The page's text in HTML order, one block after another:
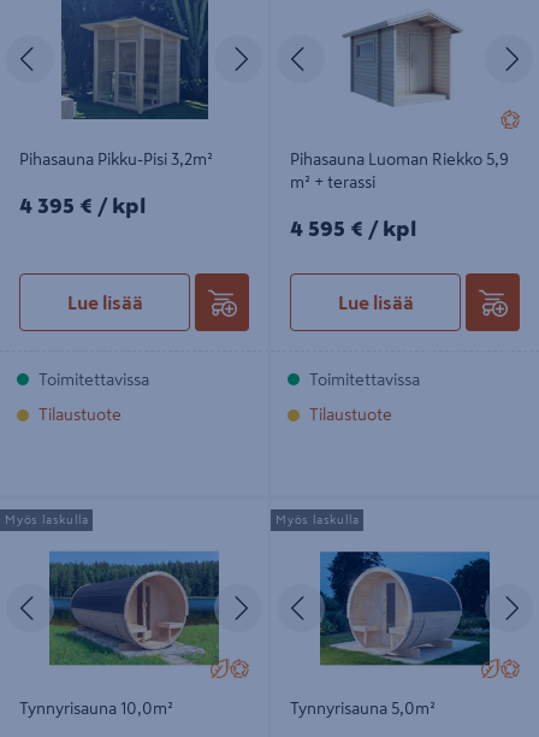
Edellinen Seuraava
Pihasauna Pikku-Pisi 3,2m²
4395€/kpl
4 395 € / kpl
Lue lisää
Toimitettavissa
Tilaustuote
Edellinen
Pihasauna Luoman Riekko 5,9
m² + terassi
4595€/kpl
4 595 € / kpl
Lue lisää
Toimitettavissa
Tilaustuote
Tynnyrisauna 10,0m²
Edellinen Seuraava
Tynnyrisauna 10,0m²
Myös laskulla
Tynnyrisauna 5,0m²
Edellinen
Tynnyrisauna 5,0m²
Myös laskulla